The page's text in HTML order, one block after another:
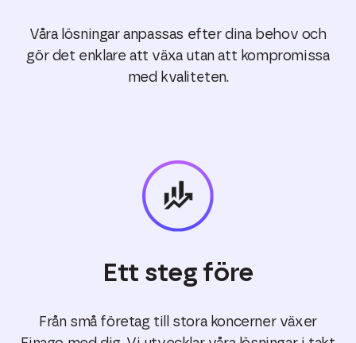
Våra lösningar anpassas efter dina behov och
gör det enklare att växa utan att kompromissa
med kvaliteten.
Ett steg före
Från små företag till stora koncerner växer